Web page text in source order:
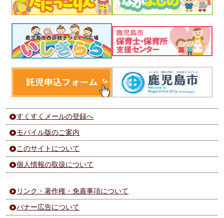
すくすくメールの登録へ
モバイル版のご案内
このサイトについて
個人情報の取扱について
リンク・著作権・免責事項について
バナー広告について